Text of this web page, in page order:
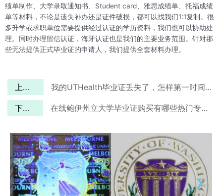
绩单制作、大学录取通知书、Student card、雅思成绩单、托福成绩
单等材料，不论是遗失补办还是证件破损，都可以找我们1:1复制。很
多升学或求职单位需要提供经过认证的学历资料，我们也可以协助处
理。同时办理留信认证，海牙认证也是我们的主要业务范围。针对那
些无法提供正式毕业证的申请人，我们提供全套材料办理。
上一篇 我的UTHealth毕业证丢失了，怎样第一时间找回？
下一篇 在线鲍伊州立大学毕业证购买有哪些热门专业可选？